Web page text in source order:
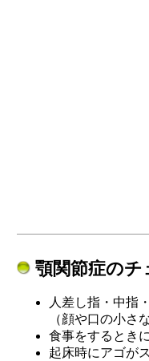
顎関節症のチ
人差し指・中指
（顔や口の小さ
食事をするとき
起床時にアゴが